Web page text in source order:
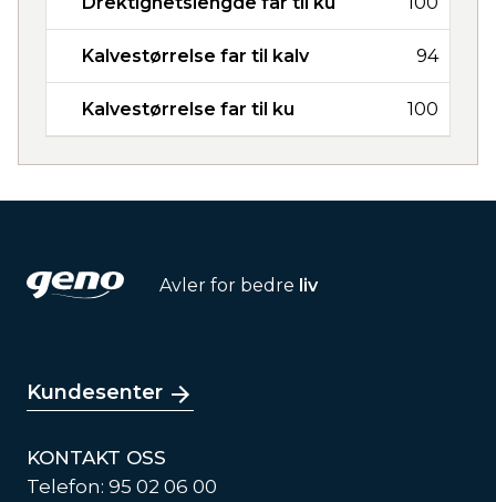
Kalvestørrelse far til kalv 94
Kalvestørrelse far til ku 100
Avler for bedre liv
Kundesenter
KONTAKT OSS
Telefon: 95 02 06 00